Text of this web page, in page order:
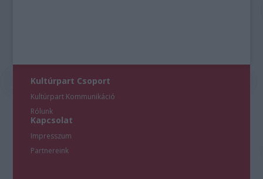
Kultúrpart Csoport
Kultúrpart Kommunikáció
Rólunk
Kapcsolat
Impresszum
Partnereink